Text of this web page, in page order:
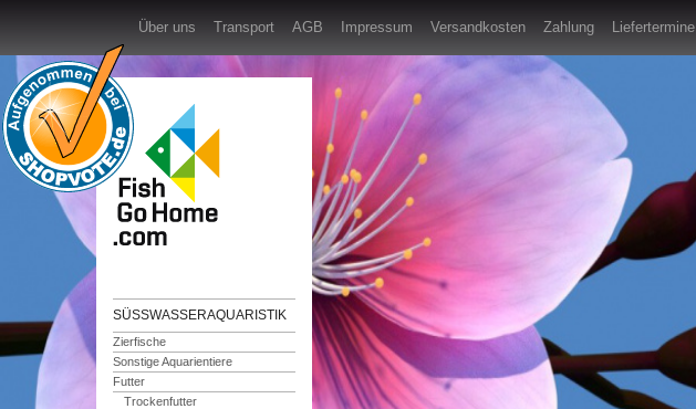
Über uns Transport AGB Impressum Versandkosten Zahlung Liefertermine
SÜSSWASSERAQUARISTIK
Zierfische
Sonstige Aquarientiere
Futter
Trockenfutter